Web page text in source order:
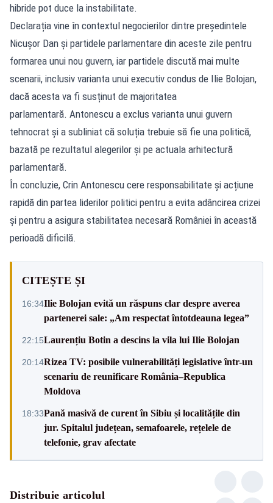
hibride pot duce la instabilitate.
Declarația vine în contextul negocierilor dintre președintele
Nicușor Dan și partidele parlamentare din aceste zile pentru
formarea unui nou guvern, iar partidele discută mai multe
scenarii, inclusiv varianta unui executiv condus de Ilie Bolojan,
dacă acesta va fi susținut de majoritatea
parlamentară. Antonescu a exclus varianta unui guvern
tehnocrat și a subliniat că soluția trebuie să fie una politică,
bazată pe rezultatul alegerilor și pe actuala arhitectură
parlamentară.
În concluzie, Crin Antonescu cere responsabilitate și acțiune
rapidă din partea liderilor politici pentru a evita adâncirea crizei
și pentru a asigura stabilitatea necesară României în această
perioadă dificilă.
CITEȘTE ȘI
16:34Ilie Bolojan evită un răspuns clar despre averea
partenerei sale: „Am respectat întotdeauna legea”
22:15Laurențiu Botin a descins la vila lui Ilie Bolojan
20:14Rizea TV: posibile vulnerabilități legislative într-un
scenariu de reunificare România–Republica
Moldova
18:33Pană masivă de curent în Sibiu și localitățile din
jur. Spitalul județean, semafoarele, rețelele de
telefonie, grav afectate
Distribuie articolul